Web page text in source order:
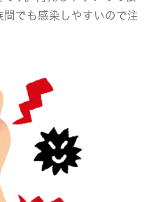
でも感染しやすいので注